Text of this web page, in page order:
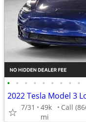
• • • • • • • • •
7/31
49k
mi